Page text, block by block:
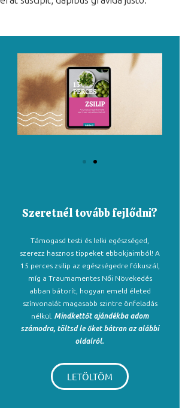
Szeretnél tovább fejlődni?
Támogasd testi és lelki egészséged,
szerezz hasznos tippeket ebbokjaimból! A
15 perces zsilip az egészségedre fókuszál,
míg a Traumamentes Női Növekedés
abban bátorít, hogyan emeld életed
színvonalát magasabb szintre önfeladás
nélkül. Mindkettőt ajándékba adom
számodra, töltsd le őket bátran az alábbi
oldalról.
LETÖLTÖM